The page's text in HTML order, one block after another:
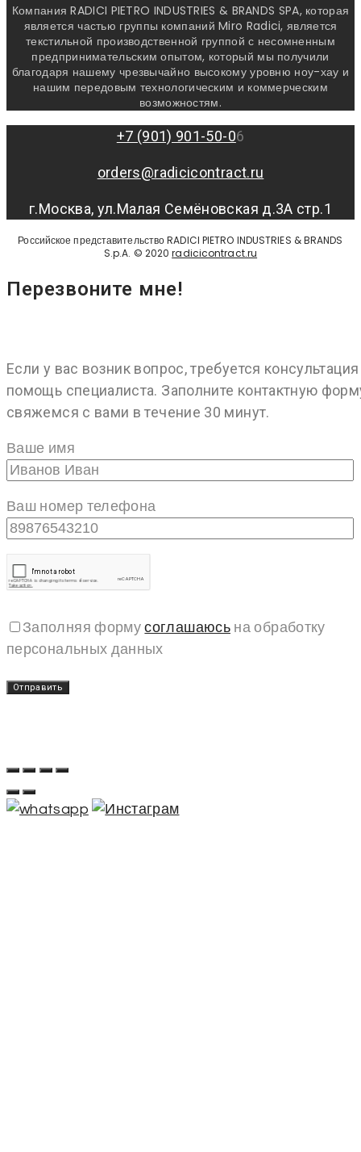
Компания RADICI PIETRO INDUSTRIES & BRANDS SPA, которая
является частью группы компаний Miro Radici, является
текстильной производственной группой с несомненным
предпринимательским опытом, который мы получили
благодаря нашему чрезвычайно высокому уровню ноу-хау и
нашим передовым технологическим и коммерческим
возможностям.
+7 (901) 901-50-06
orders@radicicontract.ru
г.Москва, ул.Малая Семёновская д.3А стр.1
Российское представительство RADICI PIETRO INDUSTRIES & BRANDS
S.p.A. © 2020radicicontract.ru
Перезвоните мне!
Если у вас возник вопрос, требуется
помощь специалиста. Заполните контактную
свяжемся с вами в течение 30 минут.
Ваше имя
Ваш номер телефона
Заполняя формусоглашаюсь на обработку
персональных данных